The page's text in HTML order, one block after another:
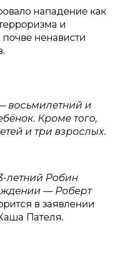
нападение как
и
ненависти
восьмилетний и
Кроме того,
и три взрослых.
летний Робин
— Роберт
в заявлении
Пателя.